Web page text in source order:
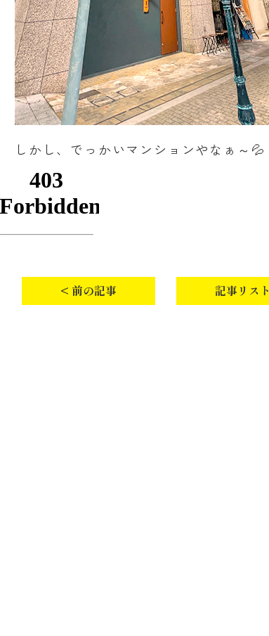
しかし、でっかいマンションやなぁ～💦
< 前の記事 記事リスト